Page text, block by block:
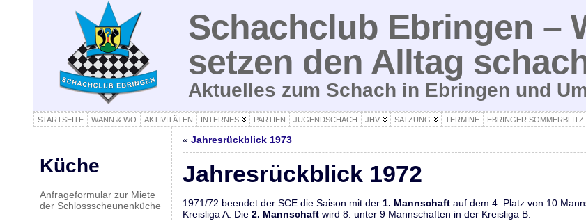
Schachclub Ebringen –
setzen den Alltag
Aktuelles zum Schach in Ebringen und
STARTSEITE WANN & WO AKTIVITÄTEN INTERNES PARTIEN JUGENDSCHACH JHV SATZUNG TERMINE EBRINGER SOMMERBLITZ
Küche
Anfrageformular zur Miete
der Schlossscheunenküche
« Jahresrückblick 1973
Jahresrückblick 1972
1971/72 beendet der SCE die Saison mit der 1. Mannschaft auf dem 4. Platz von 10
Kreisliga A. Die 2. Mannschaft wird 8. unter 9 Mannschaften in der Kreisliga B.